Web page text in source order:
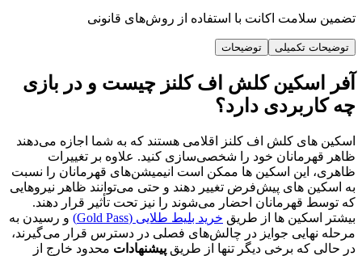
اکانت با استفاده از روش‌های قانونی
تکمیلی توضیحات
کلش اف کلنز چیست و در بازی
دارد؟
کلش اف کلنز اقلامی هستند که به شما اجازه می‌دهند
خود را شخصی‌سازی کنید. علاوه بر تغییرات
اسکین ها ممکن است انیمیشن‌های قهرمانان را نسبت
های پیش‌فرض تغییر دهند و حتی می‌توانند ظاهر نیروهایی
احضار می‌شوند را نیز تحت تأثیر قرار دهند.
ها از طریق خرید بلیط طلایی (Gold Pass)
و رسیدن به
جوایز در چالش‌های فصلی در دسترس قرار می‌گیرند،
برخی دیگر تنها از طریق پیشنهاداتمحدود خارج از